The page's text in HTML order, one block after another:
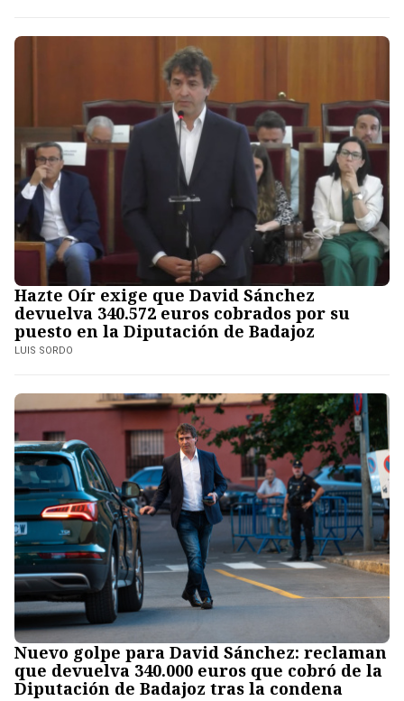
Hazte Oír exige que David Sánchez
devuelva 340.572 euros cobrados por su
puesto en la Diputación de Badajoz
LUIS SORDO
Nuevo golpe para David Sánchez: reclaman
que devuelva 340.000 euros que cobró de la
Diputación de Badajoz tras la condena